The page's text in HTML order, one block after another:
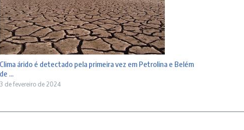
Clima árido é detectado pela primeira vez em Petrolina e Belém
de ...
3 de fevereiro de 2024